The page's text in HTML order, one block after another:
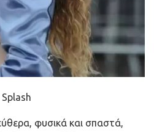
Splash
φυσικά και σπαστά,